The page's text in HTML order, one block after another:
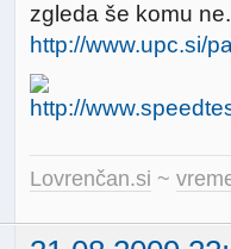
zgleda še komu
http://www.upc.si/
Lovrenčan.si ~